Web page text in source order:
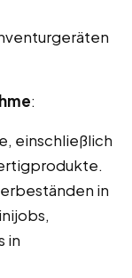
:
einschließlich
in
in